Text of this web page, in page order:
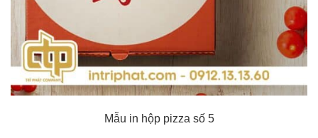
Mẫu in hộp pizza số 5